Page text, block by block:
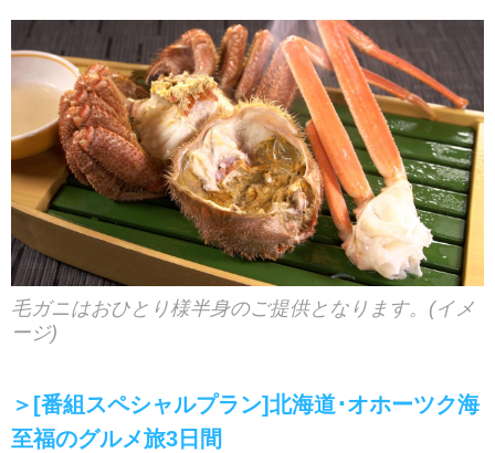
毛ガニはおひとり様半身のご提供となります。(イメ
ージ)
＞[番組スペシャルプラン]北海道･オホーツク海
至福のグルメ旅3日間